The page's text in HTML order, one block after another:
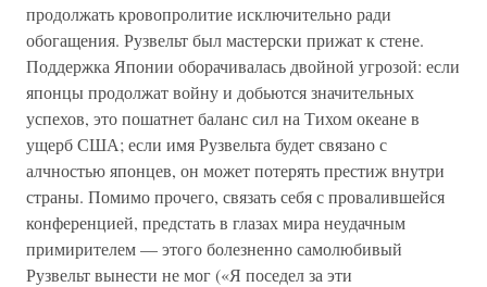
продолжать кровопролитие исключительно ради
обогащения. Рузвельт был мастерски прижат к стене.
Поддержка Японии оборачивалась двойной угрозой: если
японцы продолжат войну и добьются значительных
успехов, это пошатнет баланс сил на Тихом океане в
ущерб США; если имя Рузвельта будет связано с
алчностью японцев, он может потерять престиж внутри
страны. Помимо прочего, связать себя с провалившейся
конференцией, предстать в глазах мира неудачным
примирителем — этого болезненно самолюбивый
Рузвельт вынести не мог («Я поседел за эти